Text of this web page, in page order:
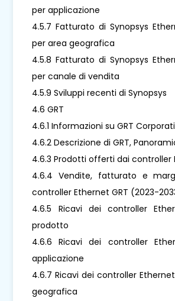
per applicazione
4.5.7 Fatturato di Synopsys
per area geografica
4.5.8 Fatturato di Synopsys
per canale di vendita
4.5.9 Sviluppi recenti di Synopsys
4.6 GRT
4.6.1 Informazioni su GRT
4.6.2 Descrizione di GRT,
4.6.3 Prodotti offerti dai controller
4.6.4 Vendite, fatturato e
controller Ethernet GRT (2023-
4.6.5 Ricavi dei controller
prodotto
4.6.6 Ricavi dei controller
applicazione
4.6.7 Ricavi dei controller
geografica